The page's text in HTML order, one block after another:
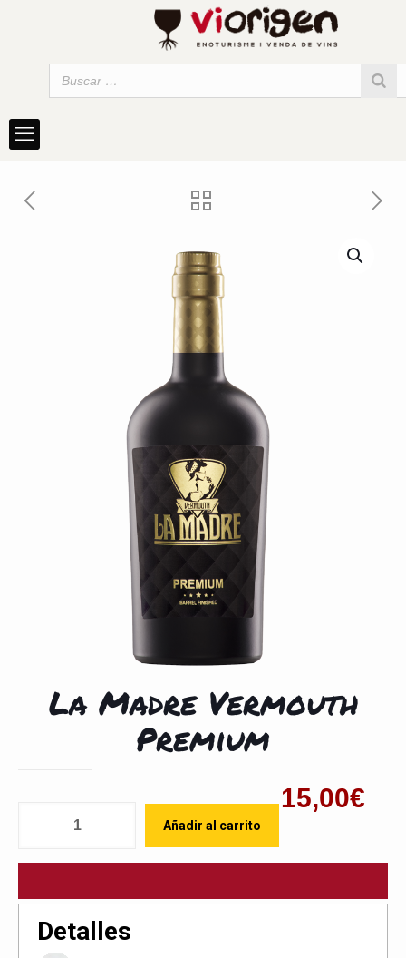
La Madre Vermouth
Premium
15,00€
Añadir al carrito
Detalles